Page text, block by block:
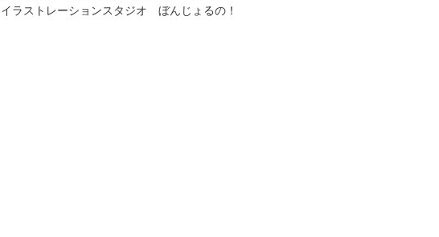
イラストレーションスタジオ ぼんじょるの！